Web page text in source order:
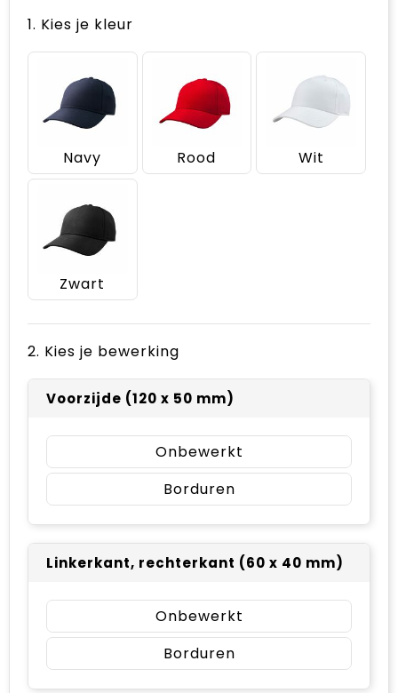
1. Kies je kleur
Navy Rood Wit
Zwart
2. Kies je bewerking
Voorzijde (120 x 50 mm)
Onbewerkt
Borduren
Linkerkant, rechterkant (60 x 40 mm)
Onbewerkt
Borduren